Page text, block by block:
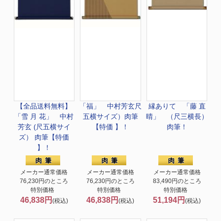
【全品送料無料】
「雪 月 花」 中村
芳玄 (尺五横サイ
ズ） 肉筆【特価
】！
メーカー通常価格
76,230円のところ
特別価格
46,838円 (税込)
「福」 中村芳玄尺
五横サイズ）肉筆
【特価 】！
メーカー通常価格
76,230円のところ
特別価格
46,838円(税込)
縁ありて 「藤 直
晴」 （尺三横長）
肉筆！
メーカー通常価格
83,490円のところ
特別価格
51,194円(税込)